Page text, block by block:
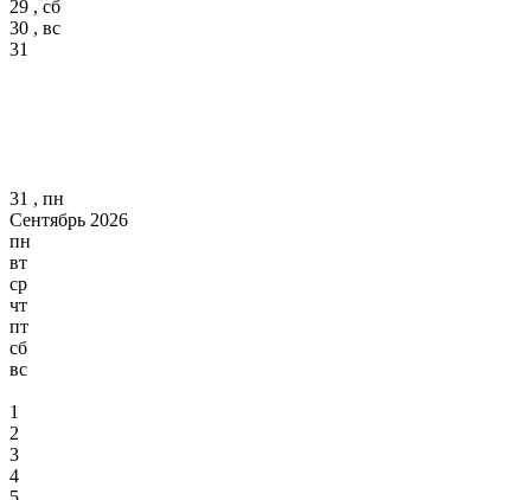
29 , сб
30 , вс
31
31 , пн
Сентябрь 2026
пн
вт
ср
чт
пт
сб
вс
1
2
3
4